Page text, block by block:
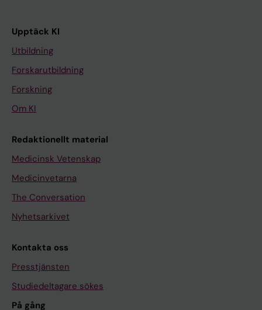
Upptäck KI
Utbildning
Forskarutbildning
Forskning
Om KI
Redaktionellt material
Medicinsk Vetenskap
Medicinvetarna
The Conversation
Nyhetsarkivet
Kontakta oss
Presstjänsten
Studiedeltagare sökes
På gång